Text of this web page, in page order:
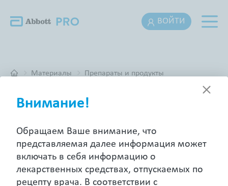
ВОЙТИ
Материалы Препараты и продукты
ПРЕПАРАТЫ И ПРОДУКТЫ
Искать
Внимание!
Обращаем Ваше внимание, что
представляемая далее информация может
включать в себя информацию о
лекарственных средствах, отпускаемых по
рецепту врача. В соответствии с